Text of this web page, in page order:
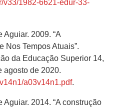
v33/1982-6621-edur-33-
2009. “A
Nos Tempos Atuais”.
da Educação Superior 14,
agosto de 2020.
a03v14n1.pdf.
2014. “A construção